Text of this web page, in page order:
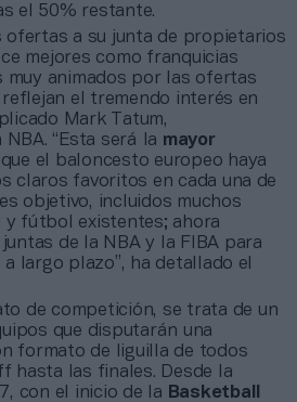
el 50% restante.
ofertas a su junta de propietarios
mejores como franquicias
muy animados por las ofertas
el tremendo interés en
Mark Tatum,
“Esta será la mayor
que el baloncesto europeo haya
claros favoritos en cada una de
objetivo, incluidos muchos
y fútbol existentes; ahora
de la NBA y la FIBA para
largo plazo”, ha detallado el
de competición, se trata de un
que disputarán una
formato de liguilla de todos
hasta las finales. Desde la
con el inicio de la Basketball